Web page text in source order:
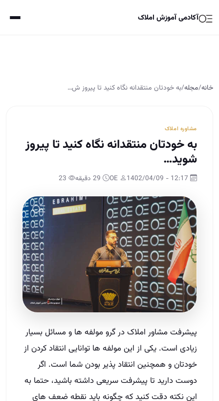
آکادمی آموزش املاک
خانه/مجله/به خودتان منتقدانه نگاه کنید تا پیروز ش…
مشاوره املاک
به خودتان منتقدانه نگاه کنید تا پیروز
شوید…
پیشرفت مشاور املاک در گرو مولفه ها و مسائل بسیار
زیادی است. یکی از این مولفه ها توانایی انتقاد کردن از
خودتان و همچنین انتقاد پذیر بودن شما است. اگر
دوست دارید تا پیشرفت سریعی داشته باشید، حتما به
این نکته دقت کنید که چگونه باید نقطه ضعف های